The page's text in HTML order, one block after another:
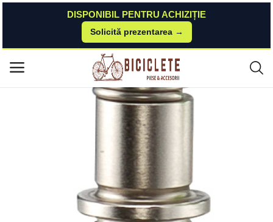
DISPONIBIL PENTRU ACHIZIȚIE
Solicită prezentarea →
Meniu principal
Atelier Scule
Rezerva Bolt Presa Lant KMC 1V-11V IceToolz